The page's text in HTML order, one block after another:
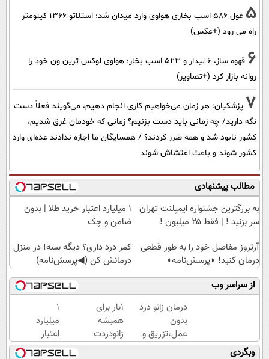
5
غول 586 اسب بخاری هواوی وارد میدان شد؛ استلاتو 1366 کیلومتر
راه می رود (+عکس)
6
قهوه ساز، 6 لیدار و 523 اسب بخار؛ هواوی لوکس ترین ون خود را
روانه بازار کرد (+تصاویر)
7 پزشکیان: هر زمان می‌خواهیم کاری انجام دهیم، می‌گویند فعلاً دست
نگه دارید/ چه زمانی باید دست بزنیم؟ زمانی که خودمان غرق شدیم،
کشور نابود شد و همه ضرر کردند؟ / همسایگان ما اجازه ندادند عده‌ای وارد
کشور شوند و باعث اغتشاش شوند
مطالب پیشنهادی
به بزرگترین جشنواره ایمپلنت تهران
سر بزنید ! | فقط ۲۵ میلیون !
۱ میلیارد اعتبار خرید طلا | بدون
ضامن و چک
آرتروز مفاصل خود را به طور قطعی
درمان کنید! ◗پرسش‌نامه◖
کمر درد داری؟ دیگه بسه! در منزل
درمانش کن (◀پرسش‌نامه)
از سراسر وب
درمان زانو درد
بدون
عمل،تزریق و
دارو
1بار برای
همیشه
زانودردت
رودرمان کن!
۱
میلیارد
اعتبار
خرید
وبگردی